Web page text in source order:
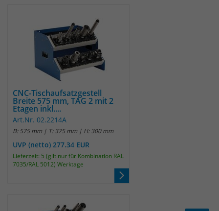
CNC-Tischaufsatzgestell
Breite 575 mm, TAG 2 mit 2
Etagen inkl....
Art.Nr. 02.2214A
B: 575 mm | T: 375 mm | H: 300 mm
UVP (netto) 277.34 EUR
Lieferzeit: 5 (gilt nur für Kombination RAL
7035/RAL 5012) Werktage
verfolgen. Die Cookies speichern
Informationen anonym und weisen
eine randoly generierte Nummer zu,
um eindeutige Besucher zu
identifizieren. Die Daten werde lokal
auf unserem Server gespeichert und
unzugänglich.
Name _pk_ref
Anbieter
instralliert. Das Cookie wird verwendet,